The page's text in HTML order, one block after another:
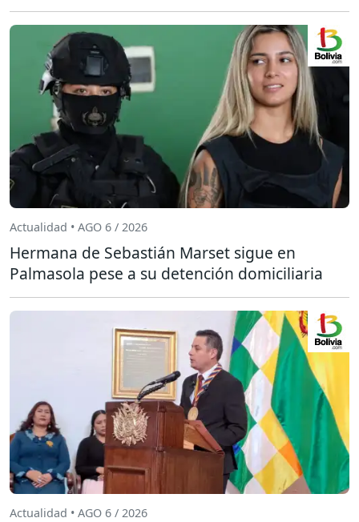
Actualidad • AGO 6 / 2026
Hermana de Sebastián Marset sigue en
Palmasola pese a su detención domiciliaria
Actualidad • AGO 6 / 2026